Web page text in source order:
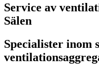
Service av
Sälen
Specialister inom